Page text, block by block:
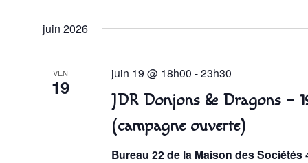
date.
juin 2026
VEN
19
JDR Donjons & Dragons –
(campagne ouverte)
juin 19 @ 18h00 -23h30
Bureau 22 de la Maison des Sociétés